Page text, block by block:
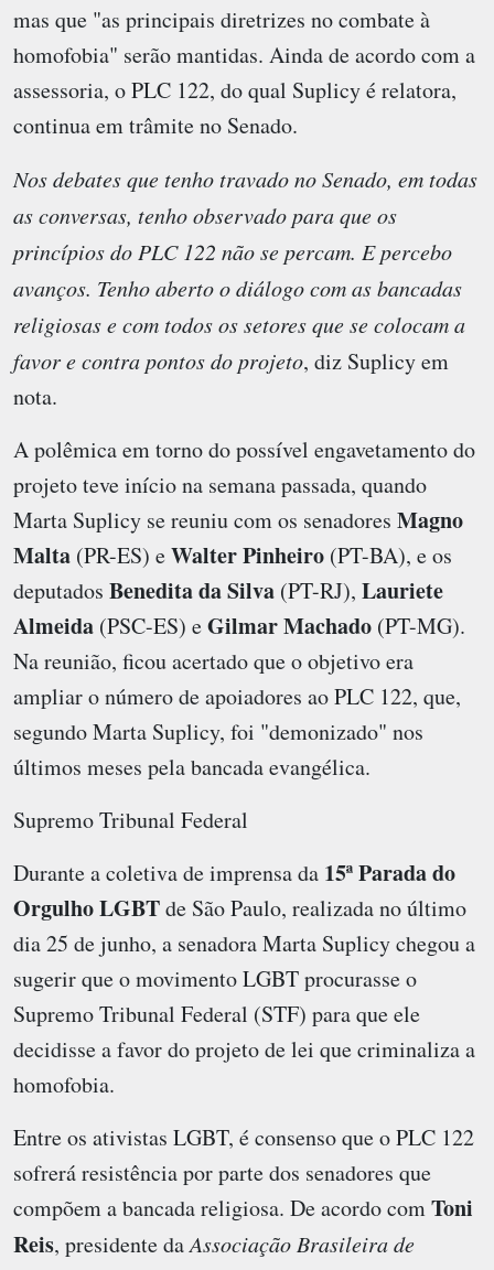
mas que "as principais diretrizes no combate à
homofobia" serão mantidas. Ainda de acordo com a
assessoria, o PLC 122, do qual Suplicy é relatora,
continua em trâmite no Senado.
Nos debates que tenho travado no Senado, em todas
as conversas, tenho observado para que os
princípios do PLC 122 não se percam. E percebo
avanços. Tenho aberto o diálogo com as bancadas
religiosas e com todos os setores que se colocam a
favor e contra pontos do projeto, diz Suplicy em
nota.
A polêmica em torno do possível engavetamento do
projeto teve início na semana passada, quando
Marta Suplicy se reuniu com os senadores Magno
Malta (PR-ES) eWalter Pinheiro (PT-BA), e os
deputados Benedita da Silva (PT-RJ), Lauriete
Almeida (PSC-ES) eGilmar Machado (PT-MG).
Na reunião, ficou acertado que o objetivo era
ampliar o número de apoiadores ao PLC 122, que,
segundo Marta Suplicy, foi "demonizado" nos
últimos meses pela bancada evangélica.
Supremo Tribunal Federal
Durante a coletiva de imprensa da 15ª Parada do
Orgulho LGBTde São Paulo, realizada no último
dia 25 de junho, a senadora Marta Suplicy chegou a
sugerir que o movimento LGBT procurasse o
Supremo Tribunal Federal (STF) para que ele
decidisse a favor do projeto de lei que criminaliza a
homofobia.
Entre os ativistas LGBT, é consenso que o PLC 122
sofrerá resistência por parte dos senadores que
compõem a bancada religiosa. De acordo comToni
Reis, presidente daAssociação Brasileira de